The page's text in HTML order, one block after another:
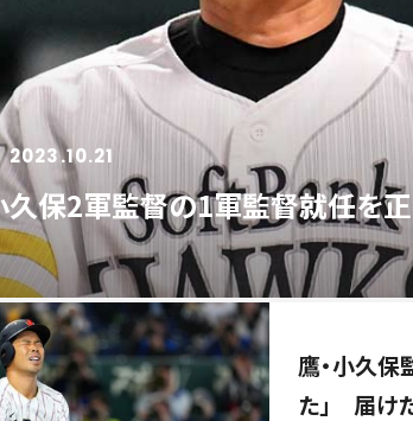
2023.10.21
久保2軍監督の1軍監督就任
鷹・小久保
た」 届け